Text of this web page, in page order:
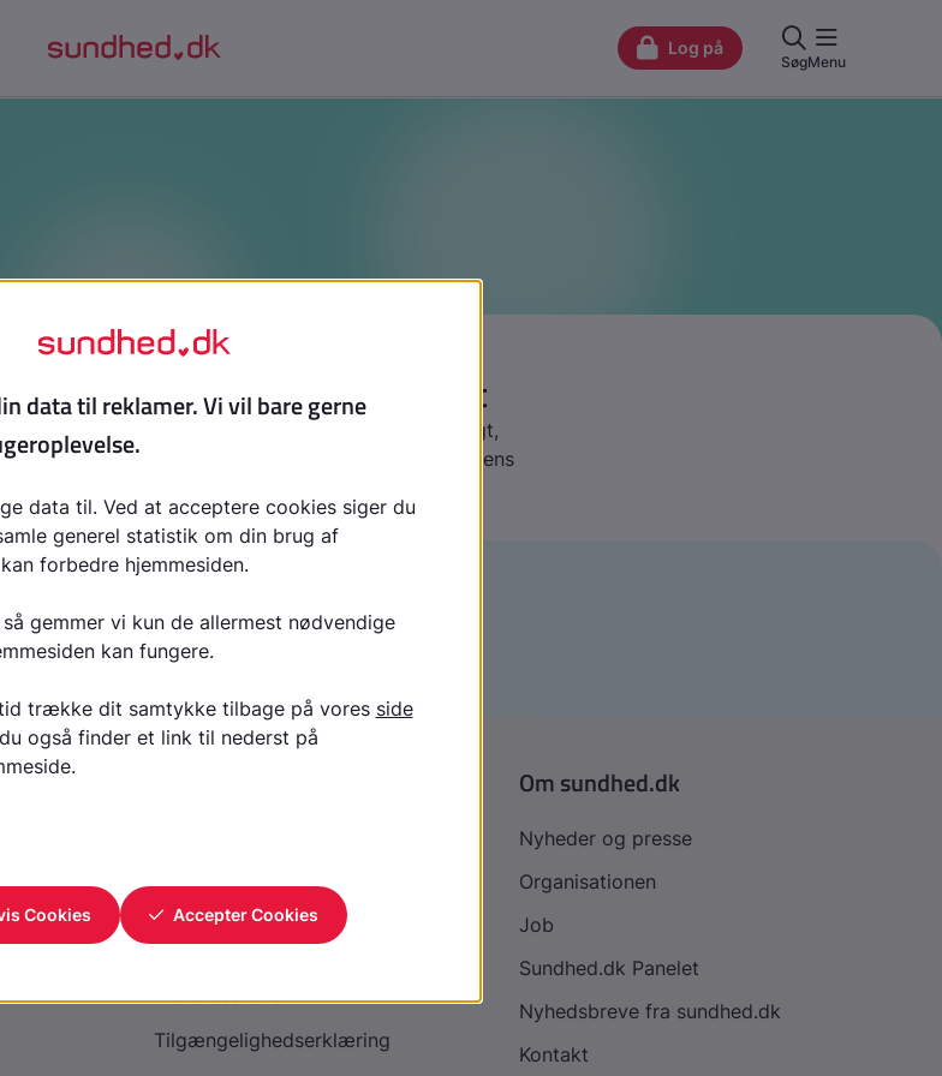
til et godt liv med sund vægt
inspireres af andre unges ærlige historier om vægt,
råd til at styrke dit selvværd, håndtere hverdagens
Læs tekst på NCFO